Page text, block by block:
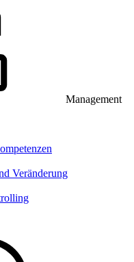
Management
Veränderung